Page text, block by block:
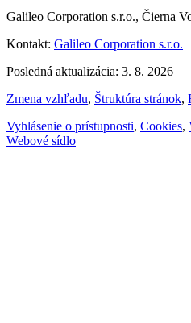
Galileo Corporation s.r.o., Čierna
Kontakt: Galileo Corporation s.r.o.
Posledná aktualizácia: 3. 8. 2026
Zmena vzhľadu, Štruktúra stránok,
Vyhlásenie o prístupnosti, Cookies,
Webové sídlo